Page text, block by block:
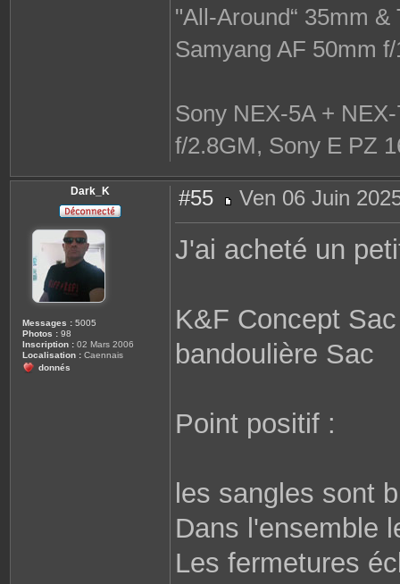
"All-Around“ 35mm
Samyang AF 50mm
Sony NEX-5A +
f/2.8GM, Sony E PZ
Dark_K
Messages : 5005
Photos : 98
Inscription : 02 Mars 2006
Localisation : Caennais
donnés
#55
e
s
a
Ven 06 Juin
J'ai acheté un
K&F Concept
bandoulière Sac
Point positif :
les sangles sont
Dans l'ensemble
Les fermetures